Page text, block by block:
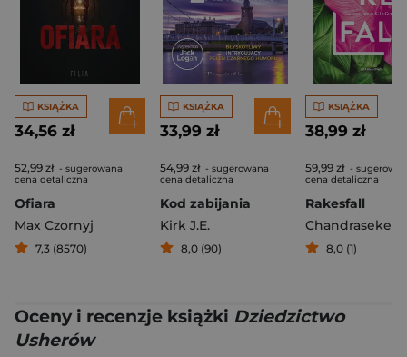
KSIĄŻKA
34,56 zł
52,99 zł - sugerowana
cena detaliczna
Ofiara
Max Czornyj
7,3 (8570)
KSIĄŻKA
33,99 zł
54,99 zł - sugerowana
cena detaliczna
Kod zabijania
Kirk J.E.
8,0 (90)
KSIĄŻKA
38,99 zł
59,99 zł -
cena detaliczna
Rakesfall
8,0 (1)
Oceny i recenzje książki Dziedzictwo
Usherów